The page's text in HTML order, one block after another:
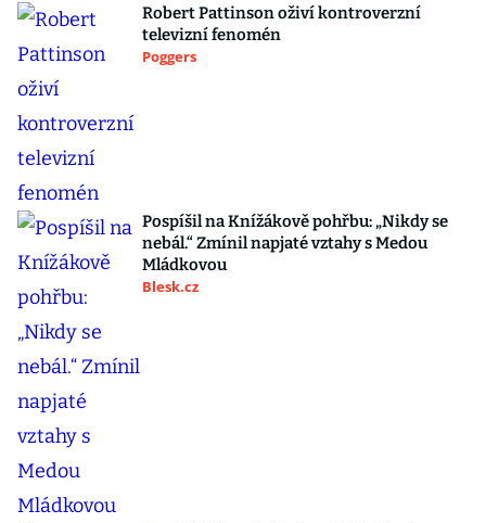
Robert Pattinson oživí kontroverzní
televizní fenomén
Poggers
Pospíšil na Knížákově pohřbu: „Nikdy se
nebál.“ Zmínil napjaté vztahy s Medou
Mládkovou
Blesk.cz